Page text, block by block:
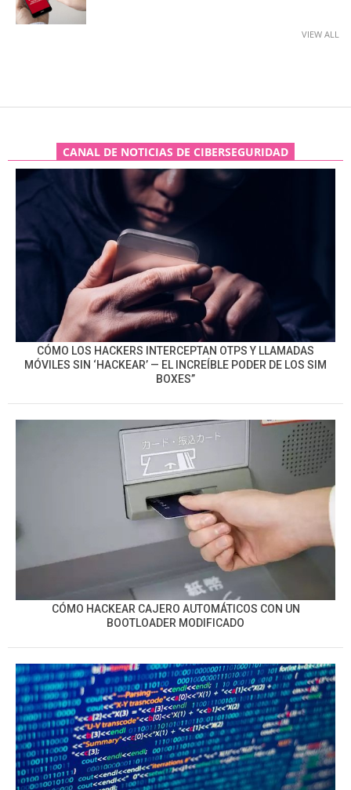
VIEW ALL
CANAL DE NOTICIAS DE CIBERSEGURIDAD
CÓMO LOS HACKERS INTERCEPTAN OTPS Y LLAMADAS
MÓVILES SIN ‘HACKEAR’ — EL INCREÍBLE PODER DE LOS SIM
BOXES”
CÓMO HACKEAR CAJERO AUTOMÁTICOS CON UN
BOOTLOADER MODIFICADO